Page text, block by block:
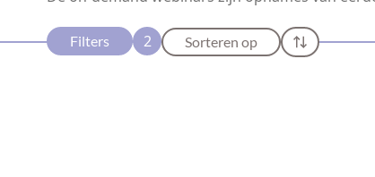
Filters 2 Sorteren op